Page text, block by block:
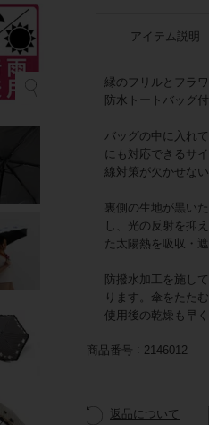
アイテム説明
縁のフリルとフラ
防水トートバッグ付
バッグの中に入れ
にも対応できるサ
線対策が欠かせな
裏側の生地が黒い
し、光の反射を抑
た太陽熱を吸収・
防撥水加工を施し
ります。傘をたた
使用後の乾燥も早
商品番号 2146012
返品について